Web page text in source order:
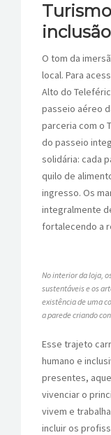
O tom da
local. Para
Alto do
passeio aéreo
parceria com o
do passeio
solidária: cada
quilo de
ingresso. Os
integralmente
fortalecendo a
No interior da loja,
sustentáveis e os
existência de uma
a parede criando
Esse trajeto
humano e
presentes,
vivenciar o
vivem e
incluir os